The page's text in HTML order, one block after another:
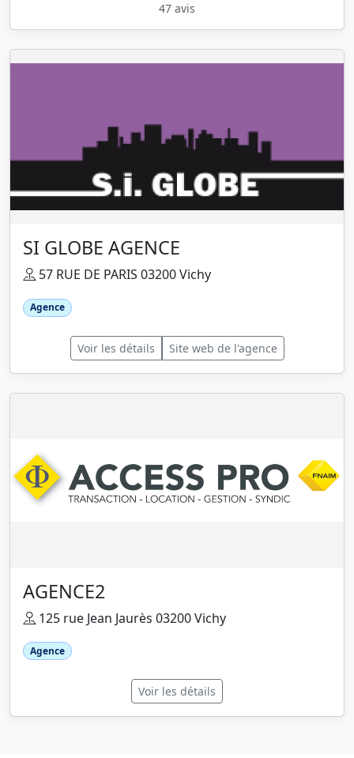
47 avis
SI GLOBE AGENCE
57 RUE DE PARIS 03200 Vichy
Agence
Voir les détails Site web de l'agence
AGENCE2
125 rue Jean Jaurès 03200 Vichy
Agence
Voir les détails